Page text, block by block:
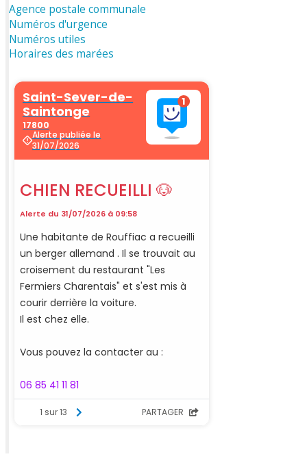
Agence postale communale
Numéros d'urgence
Numéros utiles
Horaires des marées